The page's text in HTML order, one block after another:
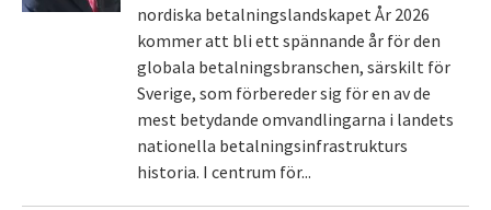
nordiska betalningslandskapet År 2026
kommer att bli ett spännande år för den
globala betalningsbranschen, särskilt för
Sverige, som förbereder sig för en av de
mest betydande omvandlingarna i landets
nationella betalningsinfrastrukturs
historia. I centrum för...